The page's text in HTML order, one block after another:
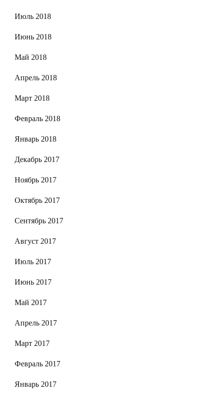
Июль 2018
Июнь 2018
Май 2018
Апрель 2018
Март 2018
Февраль 2018
Январь 2018
Декабрь 2017
Ноябрь 2017
Октябрь 2017
Сентябрь 2017
Август 2017
Июль 2017
Июнь 2017
Май 2017
Апрель 2017
Март 2017
Февраль 2017
Январь 2017